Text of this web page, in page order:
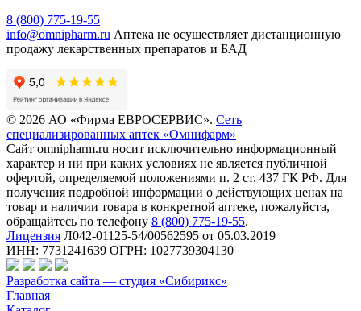
8 (800) 775-19-55
info@omnipharm.ru Аптека не осуществляет дистанционную
продажу лекарственных препаратов и БАД
© 2026 АО «Фирма ЕВРОСЕРВИС». Сеть
специализированных аптек «Омнифарм»
Сайт omnipharm.ru носит исключительно информационный
характер и ни при каких условиях не является публичной
офертой, определяемой положениями п. 2 ст. 437 ГК РФ. Для
получения подробной информации о действующих ценах на
товар и наличии товара в конкретной аптеке, пожалуйста,
обращайтесь по телефону 8 (800) 775-19-55.
Лицензия Л042-01125-54/00562595 от 05.03.2019
ИНН: 7731241639 ОГРН: 1027739304130
Разработка сайта — студия «Сибирикс»
Главная